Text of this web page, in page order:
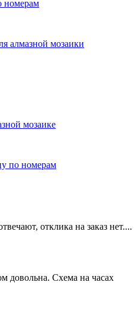
номерам
алмазной мозаики
мозаике
по номерам
отклика на заказ нет....
довольна. Схема на часах